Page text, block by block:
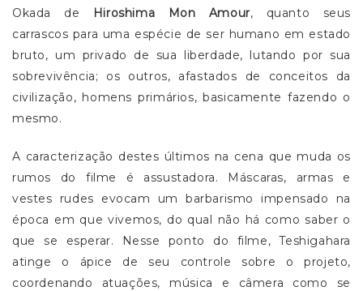
Okada de
Hiroshima Mon Amour, quanto seus
carrascos para uma espécie de ser humano em estado
bruto, um privado de sua liberdade, lutando por sua
sobrevivência; os outros, afastados de conceitos da
civilização, homens primários, basicamente fazendo o
mesmo.
A caracterização destes últimos na cena que muda os
rumos do filme é assustadora. Máscaras, armas e
vestes rudes evocam um barbarismo impensado na
época em que vivemos, do qual não há como saber o
que se esperar. Nesse ponto do filme, Teshigahara
atinge o ápice de seu controle sobre o projeto,
coordenando atuações, música e câmera como se